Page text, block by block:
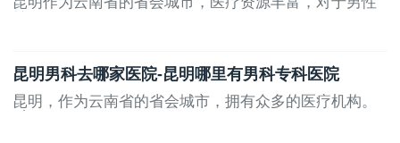
昆明男科去哪家医院-昆明哪里有男科专科医院
昆明，作为云南省的省会城市，拥有众多的医疗机构。